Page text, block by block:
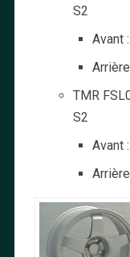
S2
Avant
TMR
S2
Avant